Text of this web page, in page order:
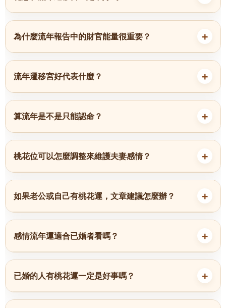
為什麼流年報告中的財官能量很重要？
流年遷移宮好代表什麼？
算流年是不是只能認命？
桃花位可以怎麼調整來維護夫妻感情？
如果老公或自己有桃花運，文章建議怎麼辦？
感情流年運適合已婚者看嗎？
已婚的人有桃花運一定是好事嗎？